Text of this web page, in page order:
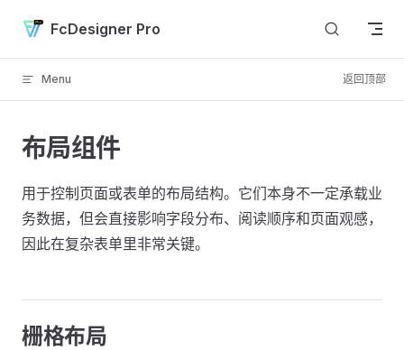
Skip to content
FcDesigner Pro
Menu 返回顶部
布局组件
用于控制页面或表单的布局结构。它们本身不一定承载业
务数据，但会直接影响字段分布、阅读顺序和页面观感，
因此在复杂表单里非常关键。
栅格布局